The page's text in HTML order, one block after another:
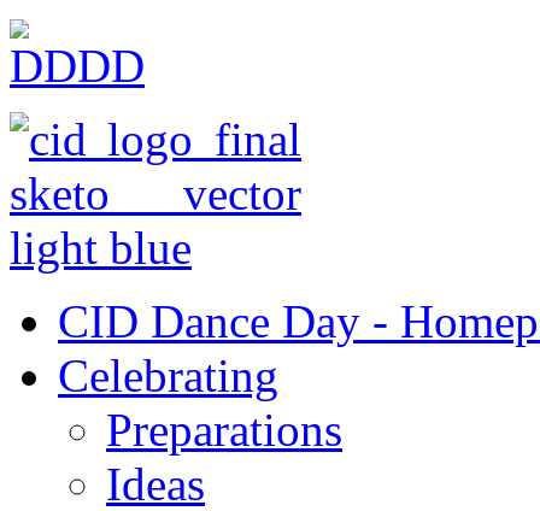
CID Dance Day -
Celebrating
Preparations
Ideas